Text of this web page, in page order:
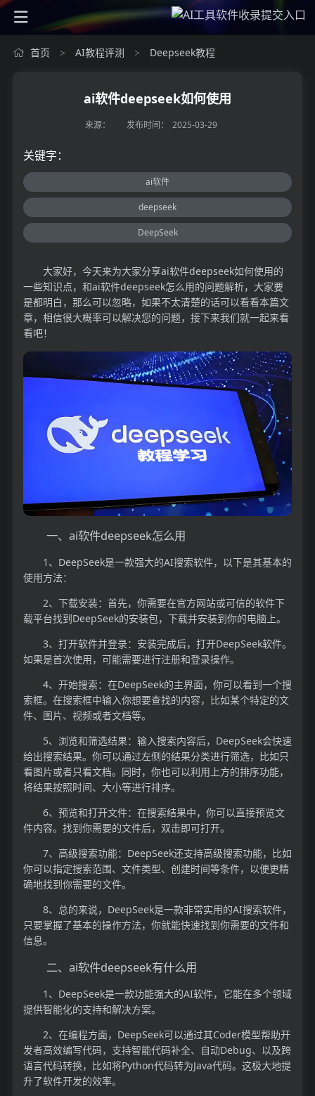
首页 > AI教程评测 > Deepseek教程
ai软件deepseek如何使用
来源： 发布时间： 2025-03-29
关键字：
ai软件
deepseek
DeepSeek
大家好，今天来为大家分享ai软件deepseek如何使用的
一些知识点，和ai软件deepseek怎么用的问题解析，大家要
是都明白，那么可以忽略，如果不太清楚的话可以看看本篇文
章，相信很大概率可以解决您的问题，接下来我们就一起来看
看吧！
一、ai软件deepseek怎么用
1、DeepSeek是一款强大的AI搜索软件，以下是其基本的
使用方法：
2、下载安装：首先，你需要在官方网站或可信的软件下
载平台找到DeepSeek的安装包，下载并安装到你的电脑上。
3、打开软件并登录：安装完成后，打开DeepSeek软件。
如果是首次使用，可能需要进行注册和登录操作。
4、开始搜索：在DeepSeek的主界面，你可以看到一个搜
索框。在搜索框中输入你想要查找的内容，比如某个特定的文
件、图片、视频或者文档等。
5、浏览和筛选结果：输入搜索内容后，DeepSeek会快速
给出搜索结果。你可以通过左侧的结果分类进行筛选，比如只
看图片或者只看文档。同时，你也可以利用上方的排序功能，
将结果按照时间、大小等进行排序。
6、预览和打开文件：在搜索结果中，你可以直接预览文
件内容。找到你需要的文件后，双击即可打开。
7、高级搜索功能：DeepSeek还支持高级搜索功能，比如
你可以指定搜索范围、文件类型、创建时间等条件，以便更精
确地找到你需要的文件。
8、总的来说，DeepSeek是一款非常实用的AI搜索软件，
只要掌握了基本的操作方法，你就能快速找到你需要的文件和
信息。
二、ai软件deepseek有什么用
1、DeepSeek是一款功能强大的AI软件，它能在多个领域
提供智能化的支持和解决方案。
2、在编程方面，DeepSeek可以通过其Coder模型帮助开
发者高效编写代码，支持智能代码补全、自动Debug、以及跨
语言代码转换，比如将Python代码转为Java代码。这极大地提
升了软件开发的效率。